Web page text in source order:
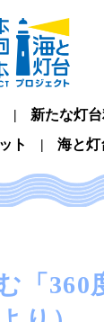
新たな灯
ト 海と灯
「360